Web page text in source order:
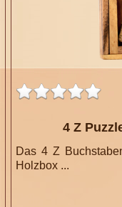
4 Z
Das 4 Z
Holzbox ...